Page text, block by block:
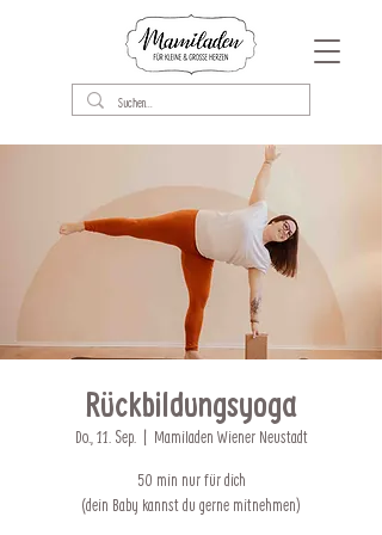
Rückbildungsyoga
Do., 11. Sep.
  |
Mamiladen Wiener Neustadt
50 min nur für dich
(dein Baby kannst du gerne mitnehmen)